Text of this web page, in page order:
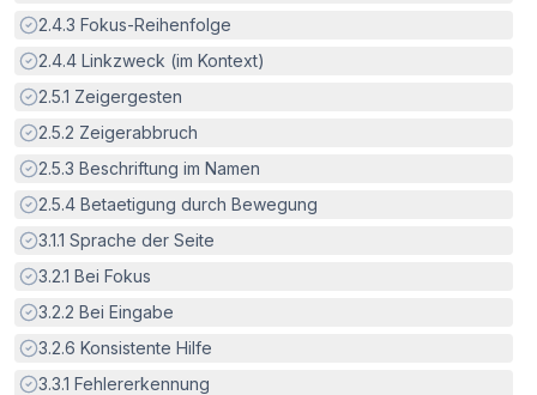
Erfüllt:
2.4.3 Fokus-Reihenfolge
Erfüllt:
2.4.4 Linkzweck (im Kontext)
Erfüllt:
2.5.1 Zeigergesten
Erfüllt:
2.5.2 Zeigerabbruch
Erfüllt:
2.5.3 Beschriftung im Namen
Erfüllt:
2.5.4 Betaetigung durch Bewegung
Erfüllt:
3.1.1 Sprache der Seite
Erfüllt:
3.2.1 Bei Fokus
Erfüllt:
3.2.2 Bei Eingabe
Erfüllt:
3.2.6 Konsistente Hilfe
Erfüllt:
3.3.1 Fehlererkennung